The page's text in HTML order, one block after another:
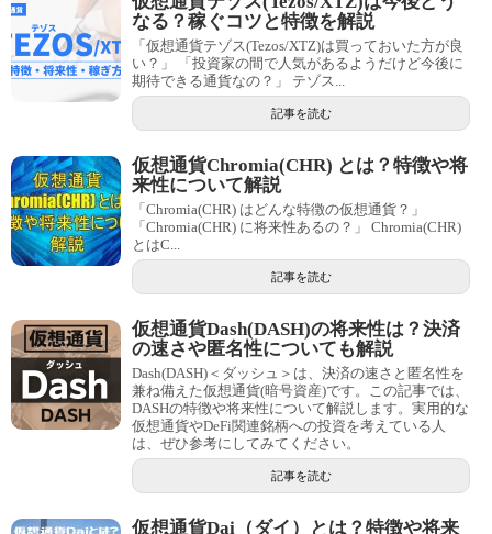
なる？稼ぐコツと特徴を解説
「仮想通貨テゾス(Tezos/XTZ)は買っておいた方が良
い？」 「投資家の間で人気があるようだけど今後に
期待できる通貨なの？」 テゾス...
記事を読む
仮想通貨Chromia(CHR) とは？特徴や将
来性について解説
「Chromia(CHR) はどんな特徴の仮想通貨？」
「Chromia(CHR) に将来性あるの？」 Chromia(CHR)
とはC...
記事を読む
仮想通貨Dash(DASH)の将来性は？決済
の速さや匿名性についても解説
Dash(DASH)＜ダッシュ＞は、決済の速さと匿名性を
兼ね備えた仮想通貨(暗号資産)です。この記事では、
DASHの特徴や将来性について解説します。実用的な
仮想通貨やDeFi関連銘柄への投資を考えている人
は、ぜひ参考にしてみてください。
記事を読む
仮想通貨Dai（ダイ）とは？特徴や将来